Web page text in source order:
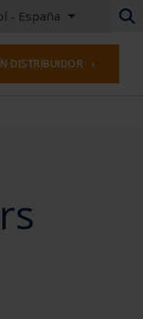
- España
Países Bajos
DISTRIBUIDOR ›